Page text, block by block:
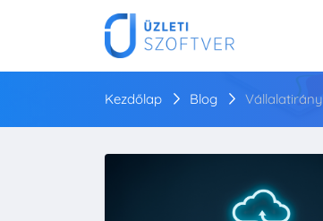
Kezdőlap Blog